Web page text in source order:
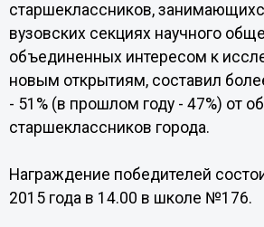
старшеклассников,
вузовских секциях научного
объединенных интересом к
новым открытиям, составил
- 51% (в прошлом году - 47%) от
старшеклассников города.
Награждение победителей
2015 года в 14.00 в школе №176.